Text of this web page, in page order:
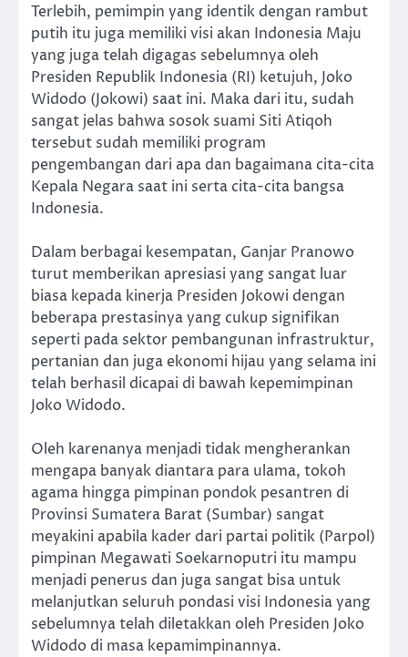
Terlebih, pemimpin yang identik dengan rambut
putih itu juga memiliki visi akan Indonesia Maju
yang juga telah digagas sebelumnya oleh
Presiden Republik Indonesia (RI) ketujuh, Joko
Widodo (Jokowi) saat ini. Maka dari itu, sudah
sangat jelas bahwa sosok suami Siti Atiqoh
tersebut sudah memiliki program
pengembangan dari apa dan bagaimana cita-cita
Kepala Negara saat ini serta cita-cita bangsa
Indonesia.
Dalam berbagai kesempatan, Ganjar Pranowo
turut memberikan apresiasi yang sangat luar
biasa kepada kinerja Presiden Jokowi dengan
beberapa prestasinya yang cukup signifikan
seperti pada sektor pembangunan infrastruktur,
pertanian dan juga ekonomi hijau yang selama ini
telah berhasil dicapai di bawah kepemimpinan
Joko Widodo.
Oleh karenanya menjadi tidak mengherankan
mengapa banyak diantara para ulama, tokoh
agama hingga pimpinan pondok pesantren di
Provinsi Sumatera Barat (Sumbar) sangat
meyakini apabila kader dari partai politik (Parpol)
pimpinan Megawati Soekarnoputri itu mampu
menjadi penerus dan juga sangat bisa untuk
melanjutkan seluruh pondasi visi Indonesia yang
sebelumnya telah diletakkan oleh Presiden Joko
Widodo di masa kepamimpinannya.